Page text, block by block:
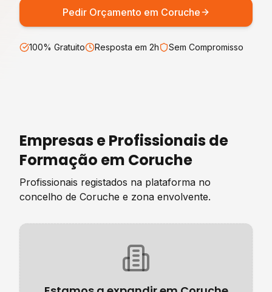
Pedir Orçamento em Coruche
100% Gratuito Resposta em 2h Sem Compromisso
Empresas e Profissionais de
Formação em Coruche
Profissionais registados na plataforma no
concelho de Coruche e zona envolvente.